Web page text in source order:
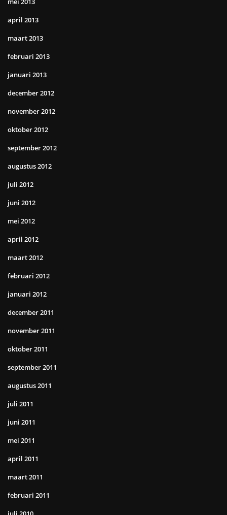
april 2013
maart 2013
februari 2013
januari 2013
december 2012
november 2012
oktober 2012
september 2012
augustus 2012
juli 2012
juni 2012
mei 2012
april 2012
maart 2012
februari 2012
januari 2012
december 2011
november 2011
oktober 2011
september 2011
augustus 2011
juli 2011
juni 2011
mei 2011
april 2011
maart 2011
februari 2011